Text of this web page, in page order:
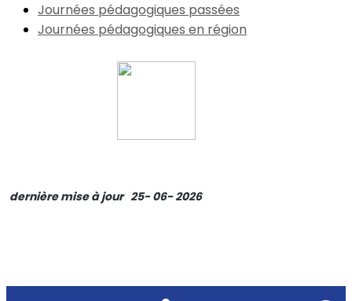
Journées pédagogiques passées
Journées pédagogiques en région
dernière mise à jour 25- 06- 2026